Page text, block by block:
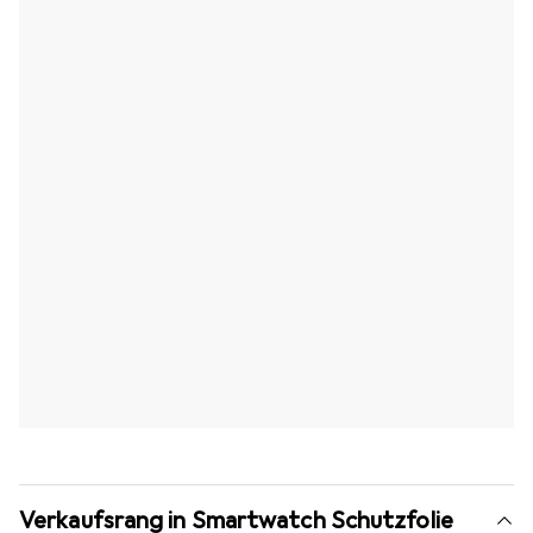
Verkaufsrang in Smartwatch Schutzfolie